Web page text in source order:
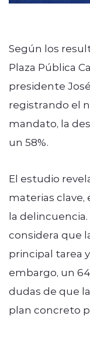
Según los
Plaza Pública
presidente
registrando el
mandato, la
un 58%.
El estudio
materias
la
considera que
principal tarea
embargo, un
dudas de que
plan concreto